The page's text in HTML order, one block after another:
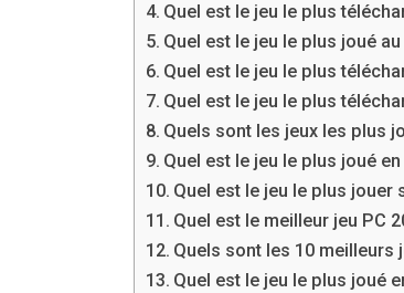
Quel est le jeu le plus
Quel est le jeu le plus joué
Quel est le jeu le plus
Quel est le jeu le plus
Quels sont les jeux les plus
Quel est le jeu le plus joué
Quel est le jeu le plus jouer
Quel est le meilleur jeu PC
Quels sont les 10 meilleurs
Quel est le jeu le plus joué